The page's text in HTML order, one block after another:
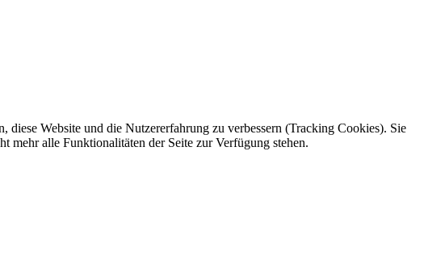
Website und die Nutzererfahrung zu verbessern (Tracking Cookies). Sie
mehr alle Funktionalitäten der Seite zur Verfügung stehen.